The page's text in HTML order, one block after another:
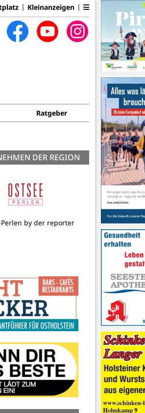
Kleinanzeigen
Ratgeber
DER REGION
Schönwalde